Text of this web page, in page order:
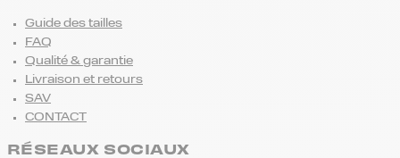
Guide des tailles
FAQ
Qualité & garantie
Livraison et retours
SAV
CONTACT
RÉSEAUX SOCIAUX